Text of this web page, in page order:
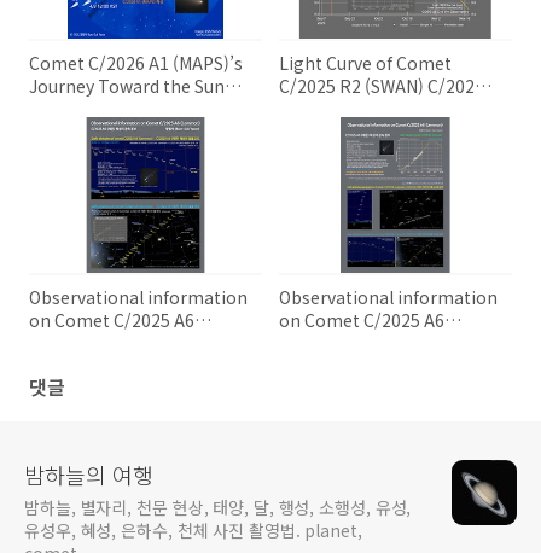
Comet C/2026 A1 (MAPS)’s
Journey Toward the Sun
을 향한 여행
Light Curve of Comet
C/2025 R2 (SWAN) C/2025
Observational information
on Comet C/2025 A6
Observational information
on Comet C/2025 A6
댓글
밤하늘의 여행
밤하늘, 별자리, 천문 현상, 태양, 달, 행성, 소행성, 유성,
유성우, 혜성, 은하수, 천체 사진 촬영법. planet,